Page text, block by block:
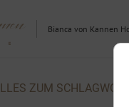
Bianca von Kannen
ZUM